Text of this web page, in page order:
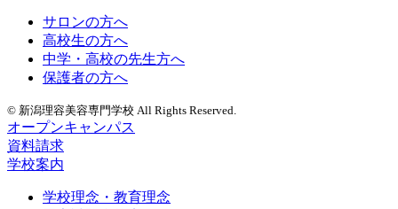
サロンの方へ
高校生の方へ
中学・高校の先生方へ
保護者の方へ
© 新潟理容美容専門学校 All Rights Reserved.
オープンキャンパス
資料請求
学校案内
学校理念・教育理念